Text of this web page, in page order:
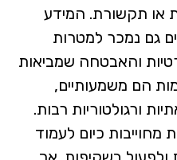
או תקשורת. המידע
גם נמכר למטרות
והאבטחה שמביאות
הם משמעותיים,
ורגולטוריות רבות.
מחוייבות כיום לעמוד